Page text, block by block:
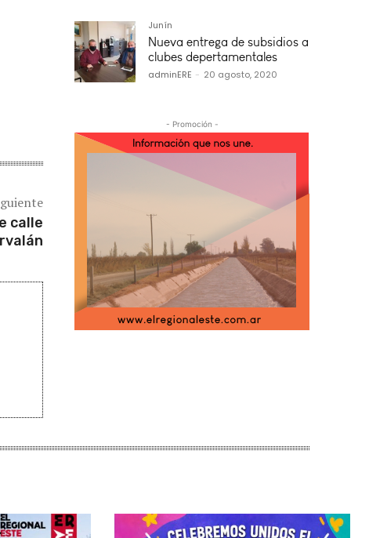
calle
Junín
Nueva entrega de subsidios a
clubes depertamentales
adminERE - 20 agosto, 2020
- Promoción -